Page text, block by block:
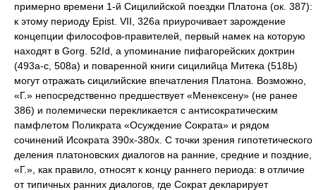
примерно времени 1-й Сицилийской поездки Платона (ок. 387):
к этому периоду Epist. VII, 326а приурочивает зарождение
концепции философов-правителей, первый намек на которую
находят в Gorg. 52Id, а упоминание пифагорейских доктрин
(493а-с, 508а) и поваренной книги сицилийца Митека (518Ь)
могут отражать сицилийские впечатления Платона. Возможно,
«Г.» непосредственно предшествует «Менексену» (не ранее
386) и полемически перекликается с антисократическим
памфлетом Поликрата «Осуждение Сократа» и рядом
сочинений Исократа 390х-380х. С точки зрения гипотетического
деления платоновских диалогов на ранние, средние и поздние,
«Г.», как правило, относят к концу раннего периода: в отличие
от типичных ранних диалогов, где Сократ декларирует